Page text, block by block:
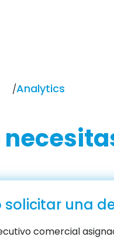
Analytics
solicitar una
comercial